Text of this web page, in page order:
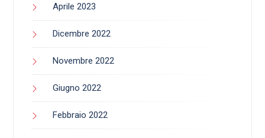
Aprile 2023
Dicembre 2022
Novembre 2022
Giugno 2022
Febbraio 2022